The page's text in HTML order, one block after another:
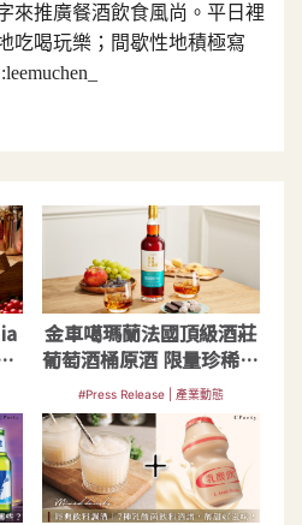
來推廣餐酒飲食風尚。平日裡
吃喝玩樂；間歇性地積極寫
金車噶瑪蘭法國頂級酒莊
葡萄酒桶原酒 限量珍稀上
市
#Press Release | 產業動態